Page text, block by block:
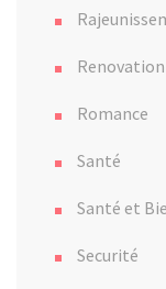
Renovation
Romance
Santé
Santé et
Securité